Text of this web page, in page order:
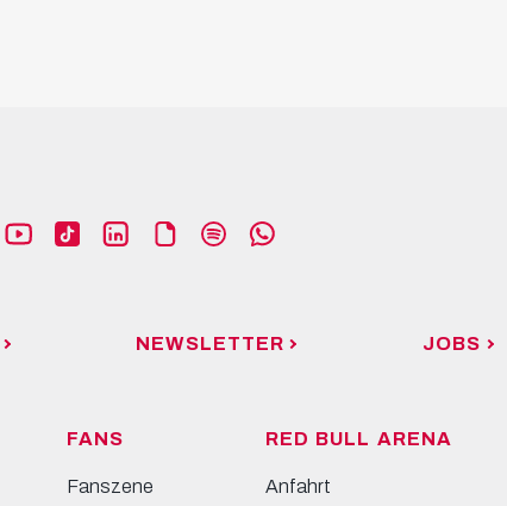
NEWSLETTER JOBS
FANS
Fanszene
RED BULL ARENA
Anfahrt